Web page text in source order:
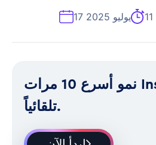
17 يوليو 2025
نمو أسرع 10 مرات Instagram .
تلقائياً.